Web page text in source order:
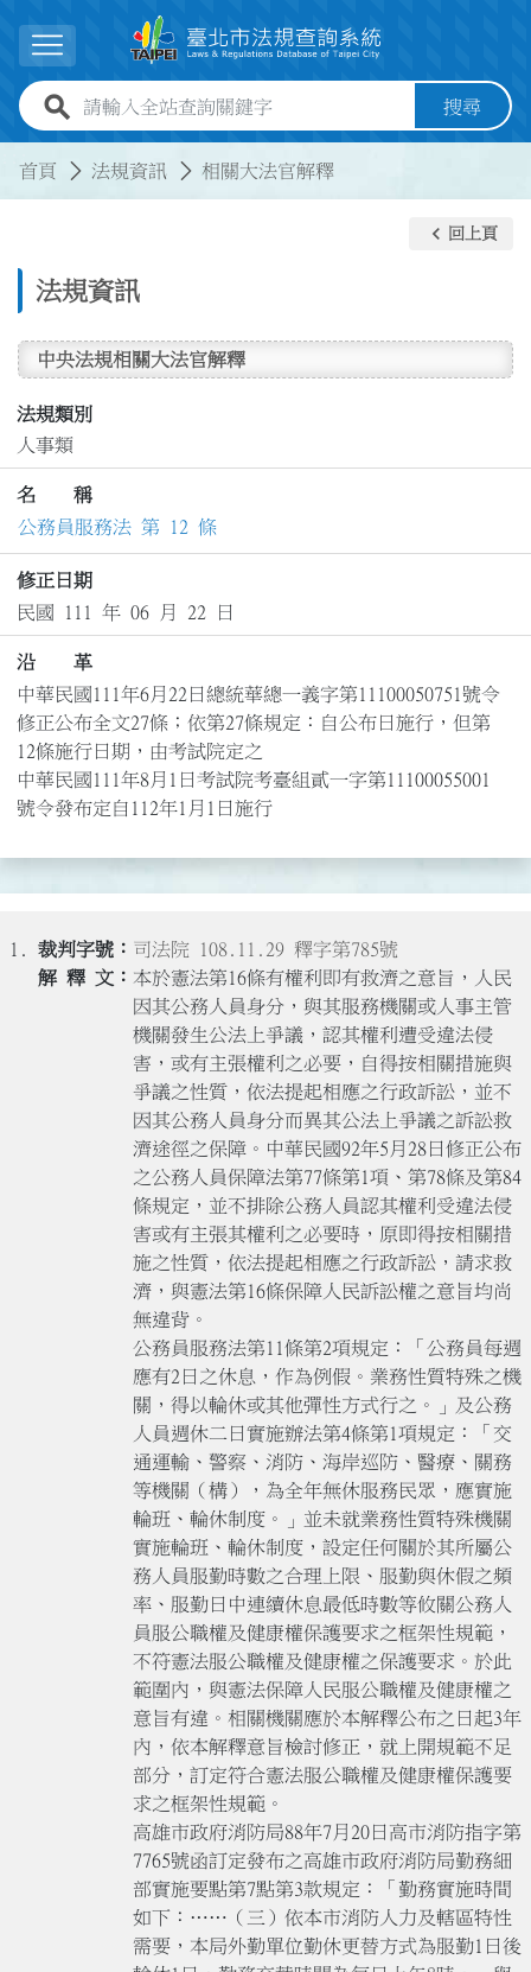
展開選單
全站查詢關鍵字欄位 搜尋
首頁 法規資訊 相關大法官解釋
法規資訊
keyboard_arrow_left 回上頁
中央法規相關大法官解釋
法規類別
人事類
名 稱
公務員服務法 第 12 條
修正日期
民國 111 年 06 月 22 日
沿 革
中華民國111年6月22日總統華總一義字第11100050751號令
修正公布全文27條；依第27條規定：自公布日施行，但第
12條施行日期，由考試院定之
中華民國111年8月1日考試院考臺組貳一字第11100055001
號令發布定自112年1月1日施行
1.
司法院 108.11.29 釋字第785號
本於憲法第16條有權利即有救濟之意旨，人民
因其公務人員身分，與其服務機關或人事主管
機關發生公法上爭議，認其權利遭受違法侵
害，或有主張權利之必要，自得按相關措施與
爭議之性質，依法提起相應之行政訴訟，並不
因其公務人員身分而異其公法上爭議之訴訟救
濟途徑之保障。中華民國92年5月28日修正公布
之公務人員保障法第77條第1項、第78條及第84
條規定，並不排除公務人員認其權利受違法侵
害或有主張其權利之必要時，原即得按相關措
施之性質，依法提起相應之行政訴訟，請求救
濟，與憲法第16條保障人民訴訟權之意旨均尚
無違背。
公務員服務法第11條第2項規定：「公務員每週
應有2日之休息，作為例假。業務性質特殊之機
關，得以輪休或其他彈性方式行之。」及公務
人員週休二日實施辦法第4條第1項規定：「交
通運輸、警察、消防、海岸巡防、醫療、關務
等機關（構），為全年無休服務民眾，應實施
輪班、輪休制度。」並未就業務性質特殊機關
實施輪班、輪休制度，設定任何關於其所屬公
務人員服勤時數之合理上限、服勤與休假之頻
率、服勤日中連續休息最低時數等攸關公務人
員服公職權及健康權保護要求之框架性規範，
不符憲法服公職權及健康權之保護要求。於此
範圍內，與憲法保障人民服公職權及健康權之
意旨有違。相關機關應於本解釋公布之日起3年
內，依本解釋意旨檢討修正，就上開規範不足
部分，訂定符合憲法服公職權及健康權保護要
求之框架性規範。
高雄市政府消防局88年7月20日高市消防指字第
7765號函訂定發布之高雄市政府消防局勤務細
部實施要點第7點第3款規定：「勤務實施時間
如下：……（三）依本市消防人力及轄區特性
需要，本局外勤單位勤休更替方式為服勤1日後